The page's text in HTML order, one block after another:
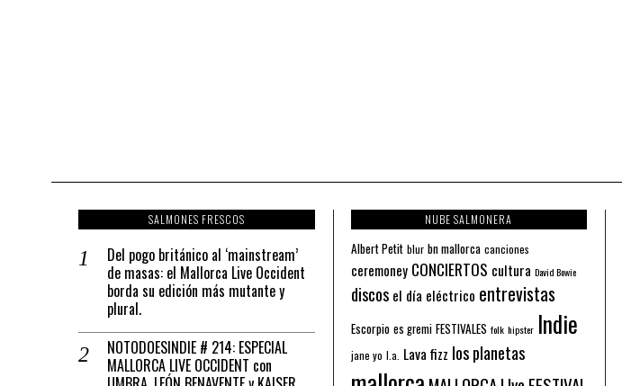
SALMONES FRESCOS
Del pogo británico al ‘mainstream’
de masas: el Mallorca Live Occident
borda su edición más mutante y
plural.
NOTODOESINDIE # 214: ESPECIAL
MALLORCA LIVE OCCIDENT con
NUBE SALMONERA
Albert Petit blur bn mallorca canciones
ceremoney CONCIERTOS cultura David Bowie
discos el día eléctrico entrevistas
Escorpio es gremi FESTIVALES folk hipster Indie
jane yo l.a. Lava fizz los planetas